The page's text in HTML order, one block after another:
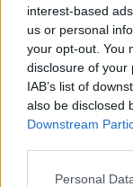
interest-based
us or personal
your opt-out. You
disclosure of your
IAB’s list of
also be disclosed
Downstream
Personal